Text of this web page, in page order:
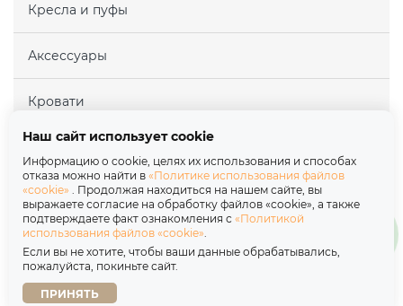
Кресла и пуфы
Аксессуары
Кровати
Покупателям
Партнерам
О нас
Наш сайт использует cookie
Информацию о cookie, целях их использования и способах
отказа можно найти в «Политике использования файлов
«cookie» . Продолжая находиться на нашем сайте, вы
выражаете согласие на обработку файлов «cookie», а также
подтверждаете факт ознакомления с «Политикой
использования файлов «cookie».
Если вы не хотите, чтобы ваши данные обрабатывались,
пожалуйста, покиньте сайт.
ПРИНЯТЬ